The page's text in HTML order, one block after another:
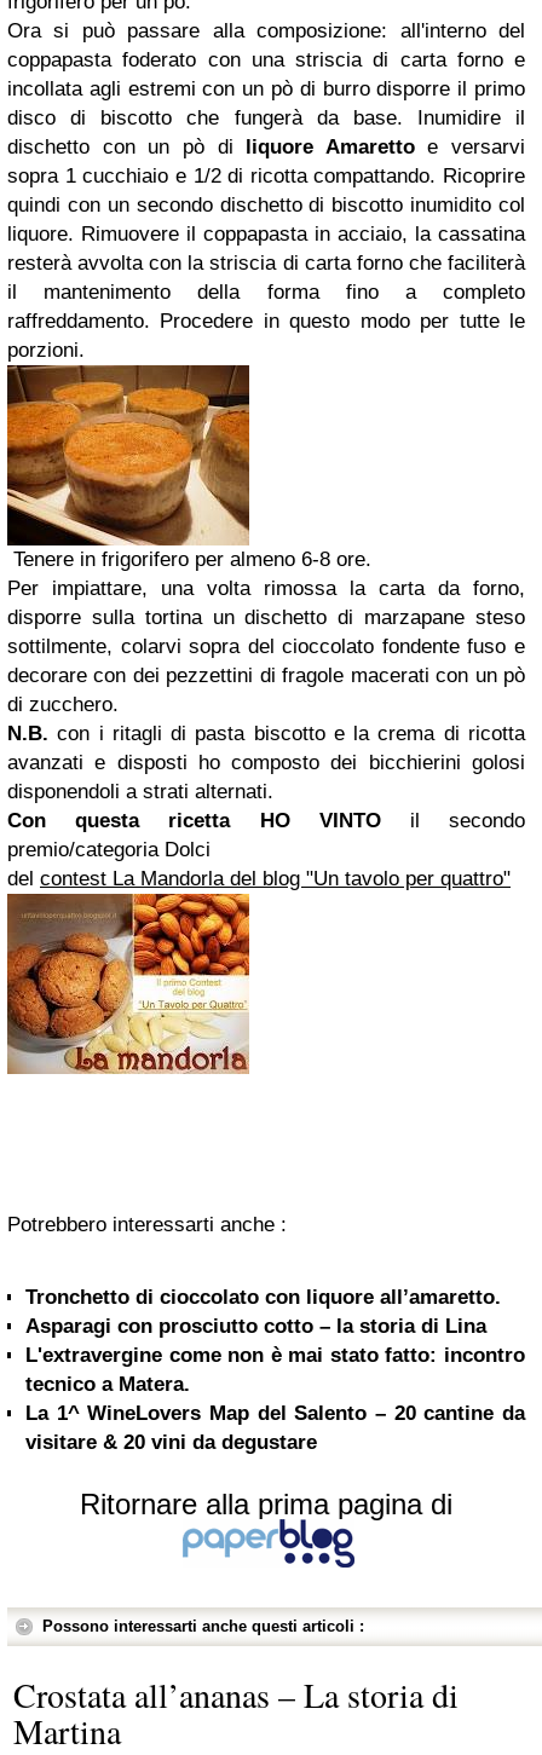
Ora si può passare alla composizione: all'interno del
coppapasta foderato con una striscia di carta forno e
incollata agli estremi con un pò di burro disporre il primo
disco di biscotto che fungerà da base. Inumidire il
dischetto con un pò di liquore Amarettoe versarvi
sopra 1 cucchiaio e 1/2 di ricotta compattando. Ricoprire
quindi con un secondo dischetto di biscotto inumidito col
liquore. Rimuovere il coppapasta in acciaio, la cassatina
resterà avvolta con la striscia di carta forno che faciliterà
il mantenimento della forma fino a completo
raffreddamento. Procedere in questo modo per tutte le
porzioni.
Tenere in frigorifero per almeno 6-8 ore.
Per impiattare, una volta rimossa la carta da forno,
disporre sulla tortina un dischetto di marzapane steso
sottilmente, colarvi sopra del cioccolato fondente fuso e
decorare con dei pezzettini di fragole macerati con un pò
di zucchero.
N.B. con i ritagli di pasta biscotto e la crema di ricotta
avanzati e disposti ho composto dei bicchierini golosi
disponendoli a strati alternati.
Con questa ricetta HO VINTOil secondo
premio/categoria Dolci
del contest La Mandorla del blog "Un tavolo per quattro"
Potrebbero interessarti anche :
Tronchetto di cioccolato con liquore all’amaretto.
Asparagi con prosciutto cotto – la storia di Lina
L'extravergine come non è mai stato fatto: incontro
tecnico a Matera.
La 1^ WineLovers Map del Salento – 20 cantine da
visitare & 20 vini da degustare
Ritornare alla prima pagina di
Possono interessarti anche questi articoli :
Crostata all’ananas – La storia di
Martina